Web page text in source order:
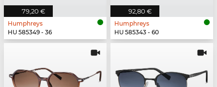
79,20 €
Humphreys
HU 585349 - 36
92,80 €
Humphreys
HU 585343 - 60